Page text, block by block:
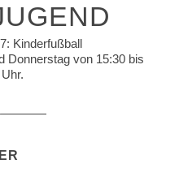
Kinderfußball
Donnerstag von 15:30 bis